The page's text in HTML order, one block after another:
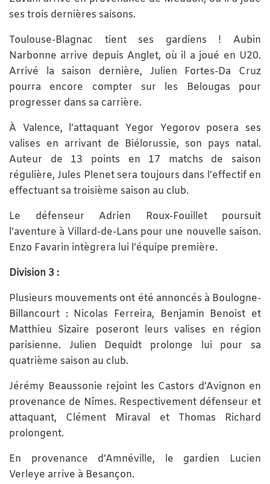
ses trois dernières saisons.
Toulouse-Blagnac tient ses gardiens ! Aubin
Narbonne arrive depuis Anglet, où il a joué en U20.
Arrivé la saison dernière, Julien Fortes-Da Cruz
pourra encore compter sur les Belougas pour
progresser dans sa carrière.
À Valence, l’attaquant Yegor Yegorov posera ses
valises en arrivant de Biélorussie, son pays natal.
Auteur de 13 points en 17 matchs de saison
régulière, Jules Plenet sera toujours dans l’effectif en
effectuant sa troisième saison au club.
Le défenseur Adrien Roux-Fouillet poursuit
l’aventure à Villard-de-Lans pour une nouvelle saison.
Enzo Favarin intègrera lui l’équipe première.
Division 3 :
Plusieurs mouvements ont été annoncés à Boulogne-
Billancourt : Nicolas Ferreira, Benjamin Benoist et
Matthieu Sizaire poseront leurs valises en région
parisienne. Julien Dequidt prolonge lui pour sa
quatrième saison au club.
Jérémy Beaussonie rejoint les Castors d’Avignon en
provenance de Nîmes. Respectivement défenseur et
attaquant, Clément Miraval et Thomas Richard
prolongent.
En provenance d’Amnéville, le gardien Lucien
Verleye arrive à Besançon.